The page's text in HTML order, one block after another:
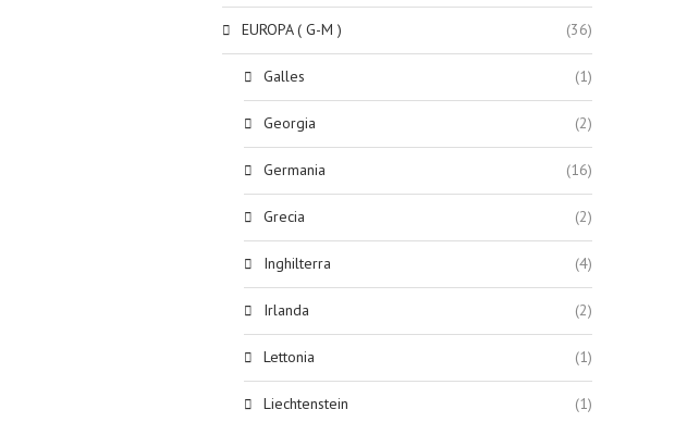
EUROPA ( G-M ) (36)
Galles (1)
Georgia (2)
Germania (16)
Grecia (2)
Inghilterra (4)
Irlanda (2)
Lettonia (1)
Liechtenstein (1)